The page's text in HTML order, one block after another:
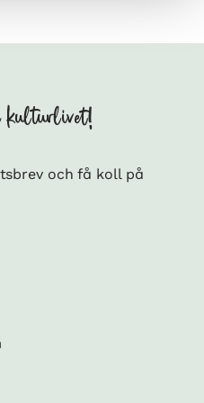
kulturlivet!
och få koll på